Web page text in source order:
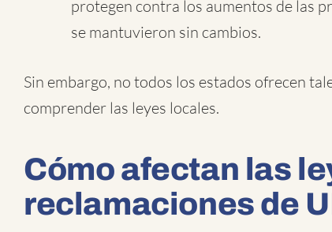
protegen contra los aumentos de las
se mantuvieron sin cambios.
Sin embargo, no todos los estados ofrecen
comprender las leyes locales.
Cómo afectan las
reclamaciones de